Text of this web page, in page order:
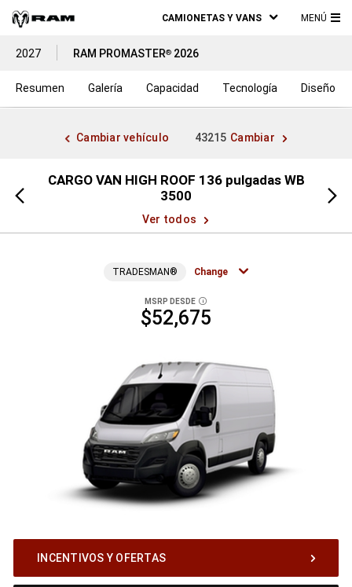
CAMIONETAS Y VANS MENÚ
2027 RAM PROMASTER® 2026
Resumen Galería Capacidad Tecnología Diseño
Cambiar vehículo 43215 Cambiar
Vista
anterior
CARGO VAN HIGH ROOF 136 pulgadas WB
3500
Ver todos
Vista
TRADESMAN® Change
MSRP DESDE DISCLOSURE
$52,675
INCENTIVOS Y OFERTAS